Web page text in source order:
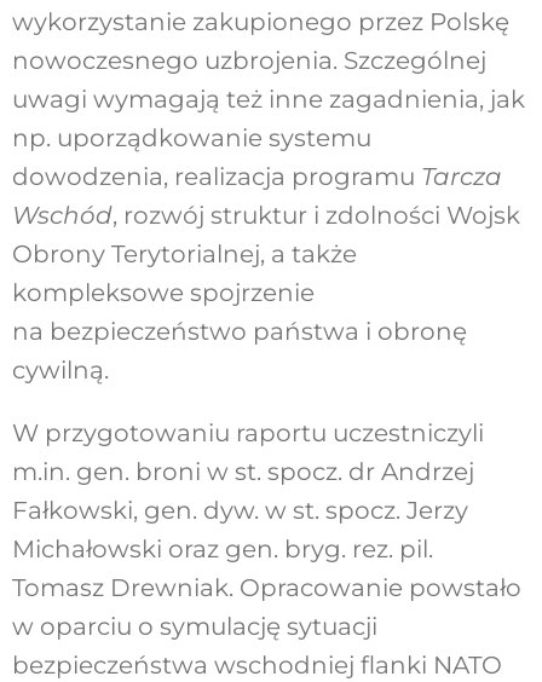
wykorzystanie zakupionego przez Polskę
nowoczesnego uzbrojenia. Szczególnej
uwagi wymagają też inne zagadnienia, jak
np. uporządkowanie systemu
dowodzenia, realizacja programu Tarcza
Wschód, rozwój struktur i zdolności Wojsk
Obrony Terytorialnej, a także
kompleksowe spojrzenie
na bezpieczeństwo państwa i obronę
cywilną.
W przygotowaniu raportu uczestniczyli
m.in. gen. broni w st. spocz. dr Andrzej
Fałkowski, gen. dyw. w st. spocz. Jerzy
Michałowski oraz gen. bryg. rez. pil.
Tomasz Drewniak. Opracowanie powstało
w oparciu o symulację sytuacji
bezpieczeństwa wschodniej flanki NATO